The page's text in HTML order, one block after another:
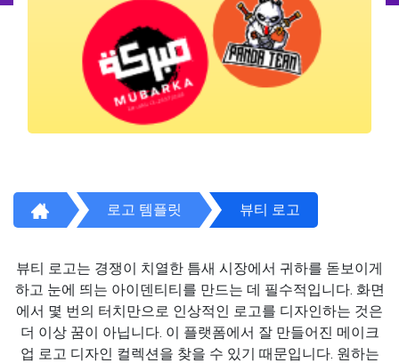
로고 템플릿 뷰티 로고
뷰티 로고는 경쟁이 치열한 틈새 시장에서 귀하를 돋보이게
하고 눈에 띄는 아이덴티티를 만드는 데 필수적입니다. 화면
에서 몇 번의 터치만으로 인상적인 로고를 디자인하는 것은
더 이상 꿈이 아닙니다. 이 플랫폼에서 잘 만들어진 메이크
업 로고 디자인 컬렉션을 찾을 수 있기 때문입니다. 원하는